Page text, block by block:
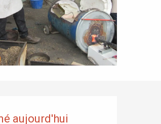
aujourd'hui